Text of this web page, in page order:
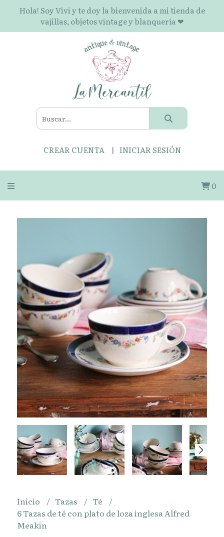
Hola! Soy Vivi y te doy la bienvenida a mi tienda de
vajillas, objetos vintage y blanquería ❤
CREAR CUENTA INICIAR SESIÓN
0
Inicio Tazas
Té
6 Tazas de té con plato de loza inglesa Alfred
Meakin